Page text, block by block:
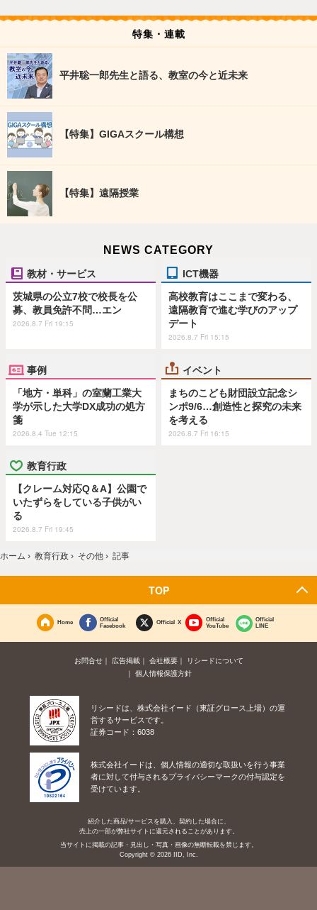
特集・連載
平井聡一郎先生と語る、教室の今と近未来
【特集】GIGAスクール構想
【特集】遠隔授業
NEWS CATEGORY
教材・サービス
茨城県の公立7校で校長を公
募、教員免許不問…エン
2026.8.7 Fri 19:15
ICT機器
高校教育はここまで変わる、
遠隔教育で進む学びのアップ
デート
2026.8.7 Fri 15:15
事例
「地方・単科」の室蘭工業大
学が示した大学DX成功の処方
箋
2026.8.4 Tue 12:15
イベント
まちのこども財団設立記念シ
ンポ9/6…創造性と探究の未来
を考える
2026.8.7 Fri 16:15
教育行政
【クレーム対応Q＆A】公園で
いたずらをしている子供がい
る
2026.8.7 Fri 19:45
ホーム › 教育行政 › その他 › 記事
TOP
Home
Official
Facebook
Official X
Official
YouTube
Official
LINE
お問合せ 広告掲載 会社概要
リシードについて
個人情報保護方針
リシードは、株式会社イード（東証グロース上場）の運
営するサービスです。
証券コード：6038
株式会社イードは、個人情報の適切な取扱いを行う事業
者に対して付与されるプライバシーマークの付与認定を
受けています。
紹介した商品/サービスを購入、契約した場合に、
売上の一部が弊社サイトに還元されることがあります。
当サイトに掲載の記事・見出し・写真・画像の無断転載を禁じます。
Copyright © 2026 IID, Inc.